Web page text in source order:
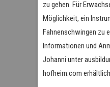
zu gehen. Für
Möglichkeit, ein
Fahnenschwingen zu
Informationen und
Johanni unter
hofheim.com